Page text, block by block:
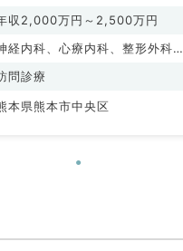
収2,000万円～2,500万円
経内科、心療内科、整形外科、
成外科、美容外科、脳神経外
児外科、泌尿器科、一般内科、
・肛門外科、脊髄・脊椎外科
問診療
本県熊本市中央区